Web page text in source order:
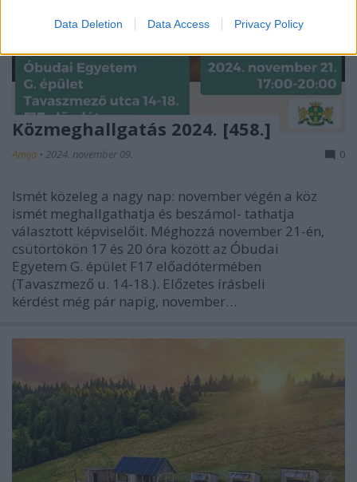
Data Deletion Data Access Privacy Policy
Közmeghallgatás 2024. [458.]
Amijo • 2024. november 09. 0
Ismét közeleg a nagy nap: november végén a köz
ismét meghallgathatja és beszámol- tathatja
választott képviselőit. Méghozzá november 21-én,
csütörtökön 17 és 20 óra között az Óbudai
Egyetem G. épület F17 előadótermében
(Tavaszmező u. 14-18.). Előzetes írásbeli
kérdést még pár napig, november…